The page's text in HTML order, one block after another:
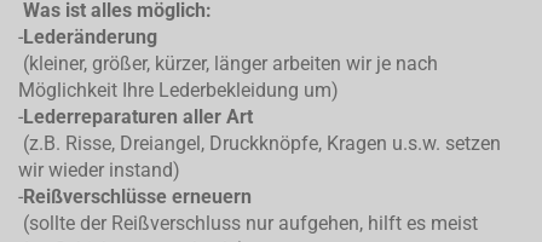
Was ist alles möglich:
-Lederänderung
(kleiner, größer, kürzer, länger arbeiten wir je nach
Möglichkeit Ihre Lederbekleidung um)
-Lederreparaturen aller Art
(z.B. Risse, Dreiangel, Druckknöpfe, Kragen u.s.w. setzen
wir wieder instand)
-Reißverschlüsse erneuern
(sollte der Reißverschluss nur aufgehen, hilft es meist